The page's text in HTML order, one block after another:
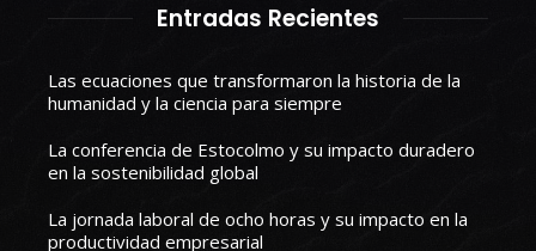
Entradas Recientes
Las ecuaciones que transformaron la historia de la
humanidad y la ciencia para siempre
La conferencia de Estocolmo y su impacto duradero
en la sostenibilidad global
La jornada laboral de ocho horas y su impacto en la
productividad empresarial